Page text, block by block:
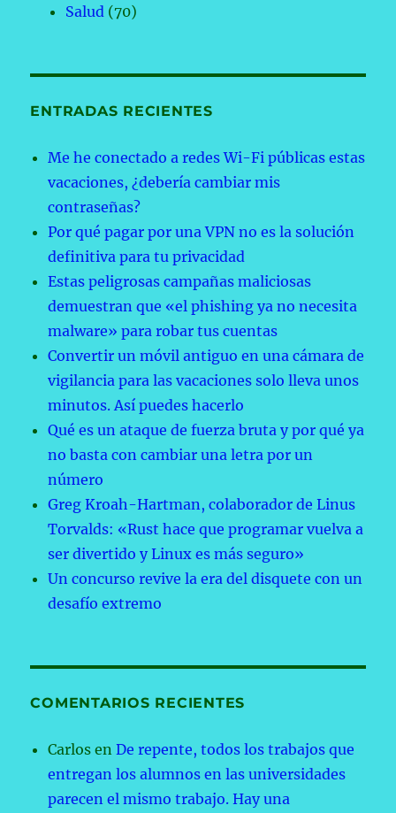
Salud (70)
ENTRADAS RECIENTES
Me he conectado a redes Wi-Fi públicas estas
vacaciones, ¿debería cambiar mis
contraseñas?
Por qué pagar por una VPN no es la solución
definitiva para tu privacidad
Estas peligrosas campañas maliciosas
demuestran que «el phishing ya no necesita
malware» para robar tus cuentas
Convertir un móvil antiguo en una cámara de
vigilancia para las vacaciones solo lleva unos
minutos. Así puedes hacerlo
Qué es un ataque de fuerza bruta y por qué ya
no basta con cambiar una letra por un
número
Greg Kroah-Hartman, colaborador de Linus
Torvalds: «Rust hace que programar vuelva a
ser divertido y Linux es más seguro»
Un concurso revive la era del disquete con un
desafío extremo
COMENTARIOS RECIENTES
Carlos enDe repente, todos los trabajos que
entregan los alumnos en las universidades
parecen el mismo trabajo. Hay una